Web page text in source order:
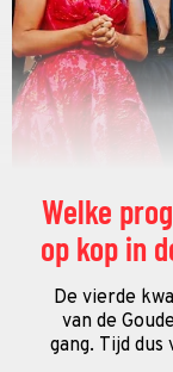
Welke
op kop in
De vierde
van de
gang. Tijd